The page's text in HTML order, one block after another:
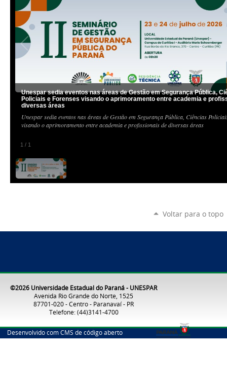
1 / 1
Unespar sedia eventos nas áreas de Gestão em Segurança Pública,
Policiais e Forenses visando o aprimoramento entre academia e
diversas áreas
Unespar sedia eventos nas áreas de Gestão em Segurança Pública, Ciências
visando o aprimoramento entre academia e profissionais de diversas áreas
Voltar para o topo
©2026 Universidade Estadual do Paraná - UNESPAR
Avenida Rio Grande do Norte, 1525
87701-020 - Centro - Paranavaí - PR
Telefone: (44)3141-4700
Desenvolvido com CMS de código aberto